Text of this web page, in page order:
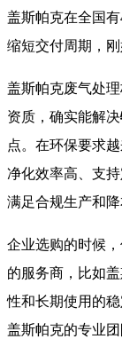
盖斯帕克在全国
缩短交付周期，
盖斯帕克废气处
资质，确实能解决
点。在环保要求
净化效率高、支
满足合规生产和降
企业选购的时候
的服务商，比如
性和长期使用的
盖斯帕克的专业